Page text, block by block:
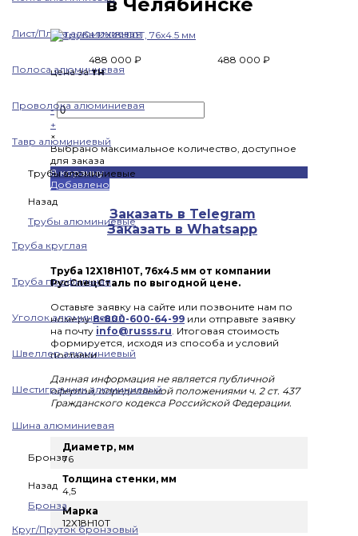
Лист/Плита алюминиевая
Полоса алюминиевая
Проволока алюминиевая
Тавр алюминиевый
Трубы алюминиевые
Назад
Трубы алюминиевые
Труба круглая
Труба профильная
Уголок алюминиевый
Швеллер алюминиевый
Шестигранник алюминиевый
Шина алюминиевая
Бронза
Назад
Бронза
Круг/Пруток бронзовый
488 000 ₽
488 000 ₽
цена затн
-
+
×
Выбрано максимальное количество, доступное
для заказа
В корзину
Добавлено
Заказать в Telegram
Заказать в Whatsapp
Труба 12Х18Н10Т, 76х4.5 мм от компании
РусСпецСталь по выгодной цене.
Оставьте заявку на сайте или позвоните нам по
номеру8-800-600-64-99 или отправьте заявку
на почту info@russs.ru. Итоговая стоимость
формируется, исходя из способа и условий
поставки.
Данная информация не является публичной
офертой, определяемой положениями ч. 2 ст. 437
Гражданского кодекса Российской Федерации.
Диаметр, мм
76
Толщина стенки, мм
4,5
Марка
12Х18Н10Т